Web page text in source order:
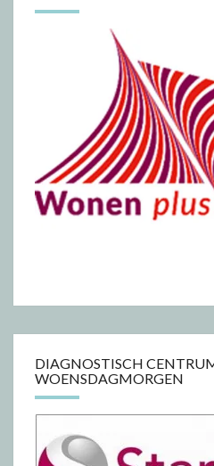
DIAGNOSTISCH
WOENSDAGMORGEN